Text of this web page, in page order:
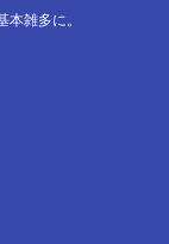
雑多に。